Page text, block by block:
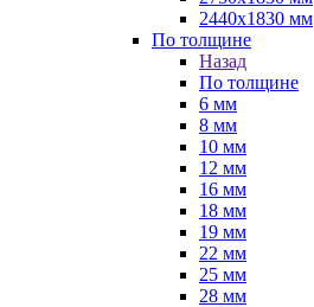
2440х1830 мм
По толщине
Назад
По толщине
6 мм
8 мм
10 мм
12 мм
16 мм
18 мм
19 мм
22 мм
25 мм
28 мм